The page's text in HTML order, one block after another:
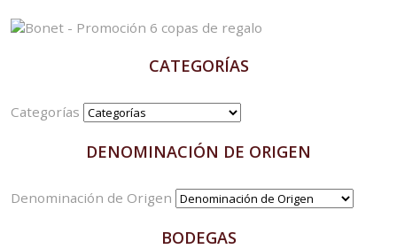
CATEGORÍAS
Categorías
DENOMINACIÓN DE ORIGEN
Denominación de Origen
BODEGAS